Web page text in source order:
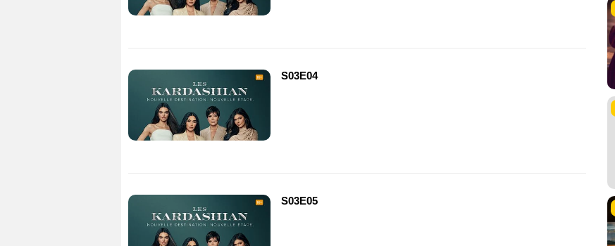
S03E04
S03E05